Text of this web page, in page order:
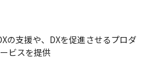
の支援や、DXを促進させるプロダ
ビスを提供